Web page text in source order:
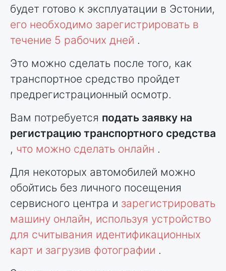
будет готово к эксплуатации в Эстонии,
его необходимо зарегистрировать в
течение 5 рабочих дней .
Это можно сделать после того, как
транспортное средство пройдет
предрегистрационный осмотр.
Вам потребуется подать заявку на
регистрацию транспортного средства
, что можно сделать онлайн .
Для некоторых автомобилей можно
обойтись без личного посещения
сервисного центра и зарегистрировать
машину онлайн, используя устройство
для считывания идентификационных
карт и загрузив фотографии .